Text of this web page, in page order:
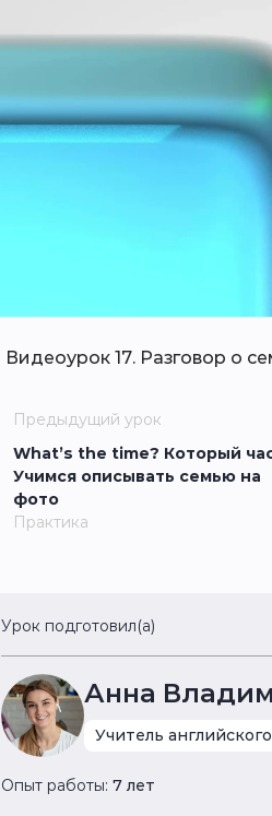
Видеоурок 17. Разговор о
Предыдущий урок
What’s the time? Который
Учимся описывать семью на
фото
Практика
Урок подготовил(а)
Анна
Учитель
Опыт работы: 7 лет